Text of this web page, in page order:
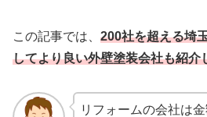
この記事では、 200社を超える埼
してより良い外壁塗装会社も紹介
リフォームの会社は